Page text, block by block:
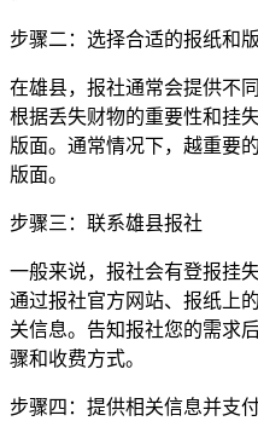
步骤二：选择合适的报纸和
在雄县，报社通常会提供不
根据丢失财物的重要性和挂
版面。通常情况下，越重要
版面。
步骤三：联系雄县报社
一般来说，报社会有登报挂
通过报社官方网站、报纸上
关信息。告知报社您的需求
骤和收费方式。
步骤四：提供相关信息并支